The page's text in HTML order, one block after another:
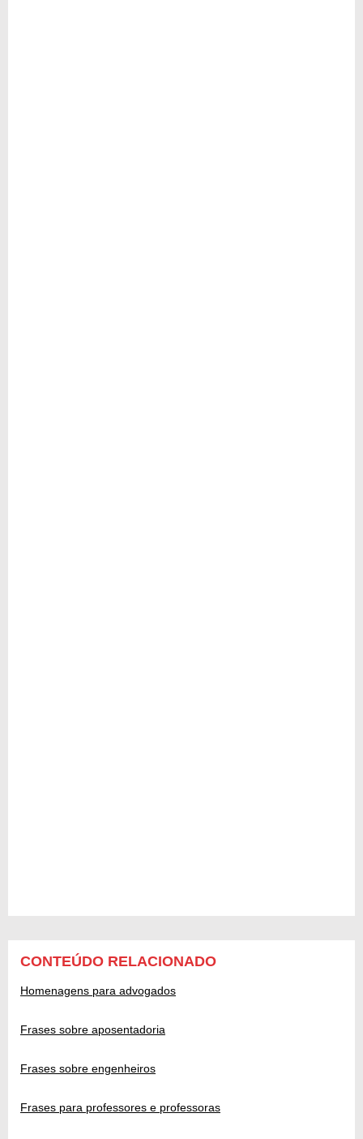
CONTEÚDO RELACIONADO
Homenagens para advogados
Frases sobre aposentadoria
Frases sobre engenheiros
Frases para professores e professoras